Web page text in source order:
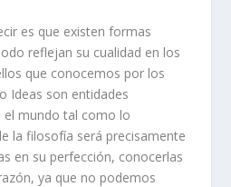
es que existen formas
reflejan su cualidad en los
que conocemos por los
Ideas son entidades
el mundo tal como lo
la filosofía será precisamente
en su perfección, conocerlas
ya que no podemos